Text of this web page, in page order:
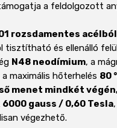
a feldolgozott
rozsdamentes acélból
tisztítható és ellenálló
N48 neodímium, a
a maximális hőterhelés 80
menet mindkét
6000 gauss / 0,60 Tesla
végezhető.